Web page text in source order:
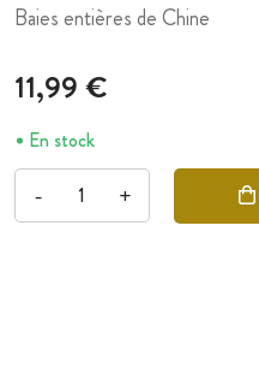
Baies entières de Chine
11,99 €
En stock
- +